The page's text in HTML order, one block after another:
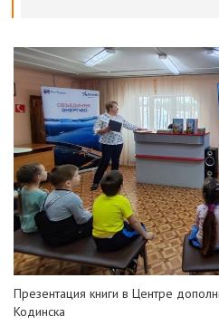
Презентация книги в Центре
Кодинска